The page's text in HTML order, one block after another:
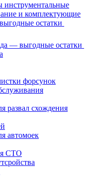
инструментальные
и комплектующие
остатки
— выгодные остатки
форсунок
развал схождения
автомоек
СТО